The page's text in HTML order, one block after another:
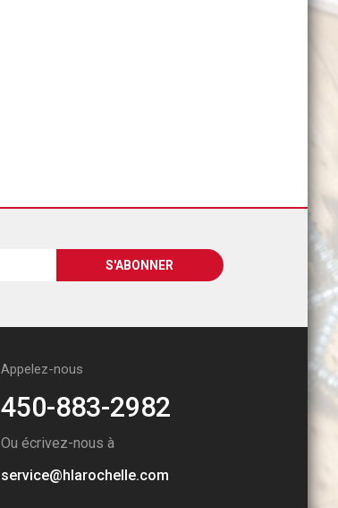
Appelez-nous
450-883-2982
Ou écrivez-nous à
service@hlarochelle.com